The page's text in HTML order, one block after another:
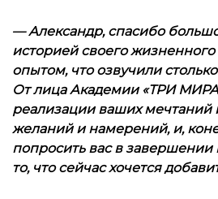
—Александр, спасибо
историей своего
опытом, что озвучили
От лица Академии «ТРИ
реализации ваших мечтаний
желаний и намерений, и,
попросить вас в завершении
то, что сейчас хочется